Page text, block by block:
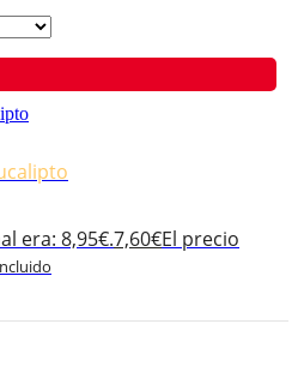
era: 8,95€.7,60€El precio